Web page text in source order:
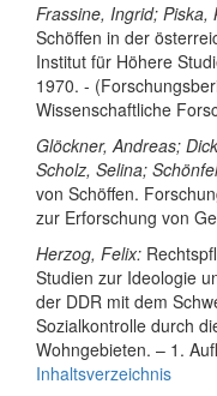
Frassine, Ingrid; Piska,
Schöffen in der
Institut für Höhere
1970. -
Wissenschaftliche
Glöckner, Andreas;
Scholz, Selina;
von Schöffen.
zur Erforschung von
Herzog, Felix:
Studien zur Ideologie
der DDR mit dem
Sozialkontrolle durch
Wohngebieten. – 1.
Inhaltsverzeichnis